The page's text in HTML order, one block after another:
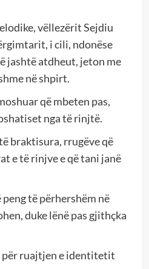
vëllezërit Sejdiu
i cili, ndonëse
jashtë atdheut, jeton me
në shpirt.
që mbeten pas,
nga të rinjtë.
braktisura, rrugëve që
e të rinjve e që tani janë
të përhershëm në
duke lënë pas gjithçka
për ruajtjen e identitetit